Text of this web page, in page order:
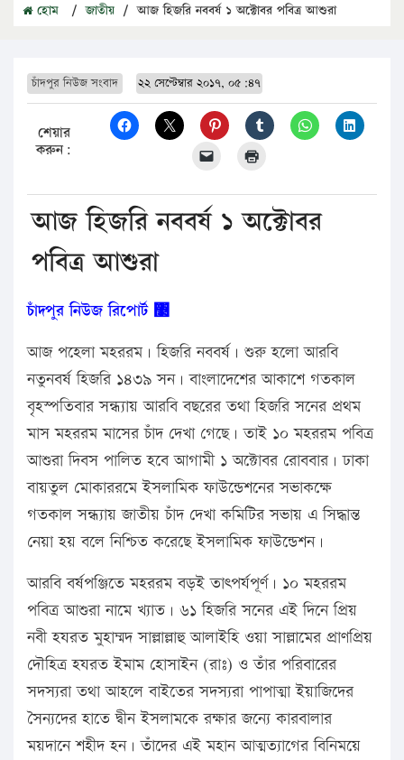
হোম / জাতীয় / আজ হিজরি নববর্ষ ১ অক্টোবর পবিত্র আশুরা
চাঁদপুর নিউজ সংবাদ ২২ সেপ্টেম্বার ২০১৭, ০৫:৪৭
শেয়ার
করুন:
আজ হিজরি নববর্ষ ১ অক্টোবর
পবিত্র আশুরা
চাঁদপুর নিউজ রিপোর্ট ঳
আজ পহেলা মহররম। হিজরি নববর্ষ। শুরু হলো আরবি
নতুনবর্ষ হিজরি ১৪৩৯ সন। বাংলাদেশের আকাশে গতকাল
বৃহস্পতিবার সন্ধ্যায় আরবি বছরের তথা হিজরি সনের প্রথম
মাস মহররম মাসের চাঁদ দেখা গেছে। তাই ১০ মহররম পবিত্র
আশুরা দিবস পালিত হবে আগামী ১ অক্টোবর রোববার। ঢাকা
বায়তুল মোকাররমে ইসলামিক ফাউন্ডেশনের সভাকক্ষে
গতকাল সন্ধ্যায় জাতীয় চাঁদ দেখা কমিটির সভায় এ সিদ্ধান্ত
নেয়া হয় বলে নিশ্চিত করেছে ইসলামিক ফাউন্ডেশন।
আরবি বর্ষপঞ্জিতে মহররম বড়ই তাৎপর্যপূর্ণ। ১০ মহররম
পবিত্র আশুরা নামে খ্যাত। ৬১ হিজরি সনের এই দিনে প্রিয়
নবী হযরত মুহাম্মদ সাল্লাল্লাহু আলাইহি ওয়া সাল্লামের প্রাণপ্রিয়
দৌহিত্র হযরত ইমাম হোসাইন (রাঃ) ও তাঁর পরিবারের
সদস্যরা তথা আহলে বাইতের সদস্যরা পাপাত্মা ইয়াজিদের
সৈন্যদের হাতে দ্বীন ইসলামকে রক্ষার জন্যে কারবালার
ময়দানে শহীদ হন। তাঁদের এই মহান আত্মত্যাগের বিনিময়ে